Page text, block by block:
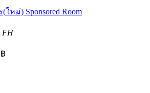
(ใหม่) Sponsored Room
FH